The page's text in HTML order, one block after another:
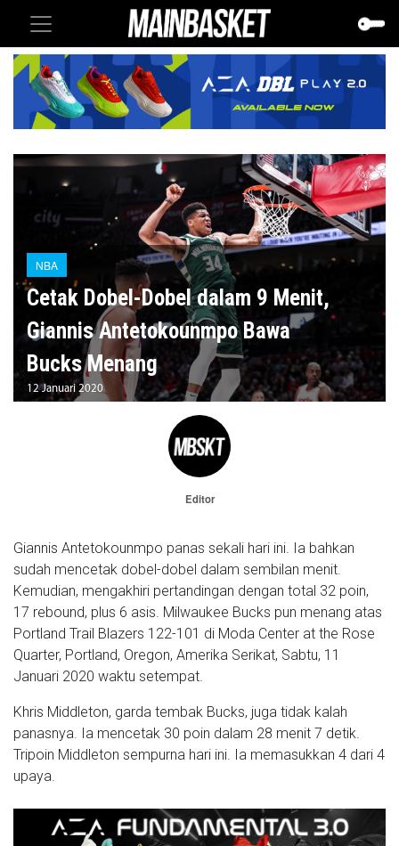
NBA
Cetak Dobel-Dobel dalam 9 Menit,
Giannis Antetokounmpo Bawa
Bucks Menang
12 Januari 2020
Editor
Giannis Antetokounmpo panas sekali hari ini. Ia bahkan
sudah mencetak dobel-dobel dalam sembilan menit.
Kemudian, mengakhiri pertandingan dengan total 32 poin,
17 rebound, plus 6 asis. Milwaukee Bucks pun menang atas
Portland Trail Blazers 122-101 di Moda Center at the Rose
Quarter, Portland, Oregon, Amerika Serikat, Sabtu, 11
Januari 2020 waktu setempat.
Khris Middleton, garda tembak Bucks, juga tidak kalah
panasnya. Ia mencetak 30 poin dalam 28 menit 7 detik.
Tripoin Middleton sempurna hari ini. Ia memasukkan 4 dari 4
upaya.